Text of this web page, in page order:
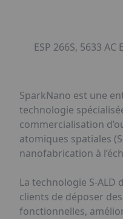
ESP 266S, 5633
SparkNano est une
technologie
commercialisation
atomiques spatiales
nanofabrication à
La technologie S-ALD
clients de déposer
fonctionnelles,